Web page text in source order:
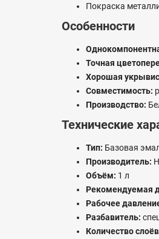
Покраска
Особенности
Точная
Хорошая
Совместимость:
Производство:
Технические
Тип: Базовая
Производитель:
Объём: 1 л
Рекомендуемая
Рабочее
Разбавитель:
Количество